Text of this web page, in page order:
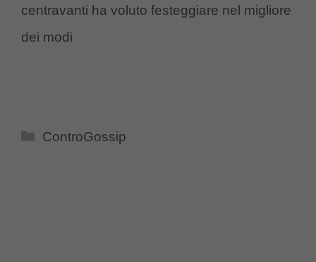
centravanti ha voluto festeggiare nel migliore
dei modi
Categorie
ControGossip